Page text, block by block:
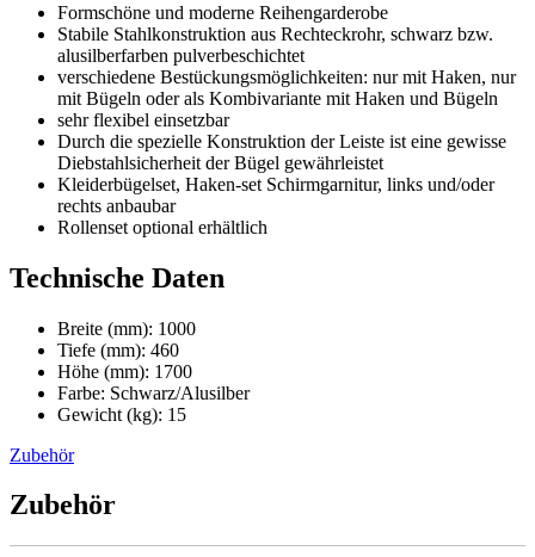
Formschöne und moderne Reihengarderobe
Stabile Stahlkonstruktion aus Rechteckrohr, schwarz bzw.
alusilberfarben pulverbeschichtet
verschiedene Bestückungsmöglichkeiten: nur mit Haken, nur
mit Bügeln oder als Kombivariante mit Haken und Bügeln
sehr flexibel einsetzbar
Durch die spezielle Konstruktion der Leiste ist eine gewisse
Diebstahlsicherheit der Bügel gewährleistet
Kleiderbügelset, Haken-set Schirmgarnitur, links und/oder
rechts anbaubar
Rollenset optional erhältlich
Technische Daten
Breite (mm): 1000
Tiefe (mm): 460
Höhe (mm): 1700
Farbe: Schwarz/Alusilber
Gewicht (kg): 15
Zubehör
Zubehör